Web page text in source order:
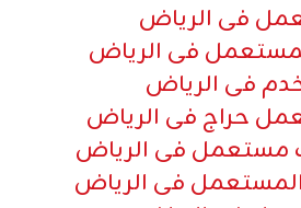
فى الرياض
فى الرياض
فى الرياض
حراج فى الرياض
مستعمل فى الرياض
فى الرياض